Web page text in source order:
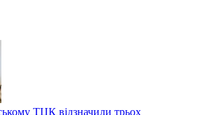
ТЦК відзначили трьох